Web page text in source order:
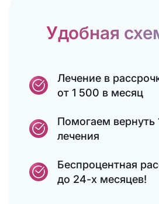
Удобная
Лечение в
от 1 500 в месяц
Помогаем вернуть
лечения
Беспроцентная
до 24-х месяцев!